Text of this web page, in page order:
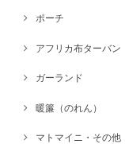
ポーチ
アフリカ布ターバン
ガーランド
暖簾（のれん）
マトマイニ・その他